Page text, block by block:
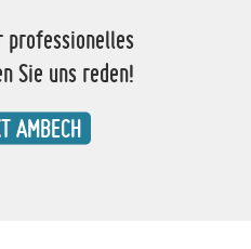
professionelles
Sie uns reden!
AMBECH